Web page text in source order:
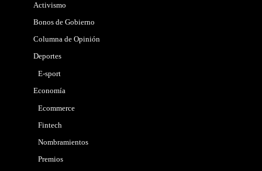
Activismo
Bonos de Gobierno
Columna de Opinión
Deportes
E-sport
Economía
Ecommerce
Fintech
Nombramientos
Premios